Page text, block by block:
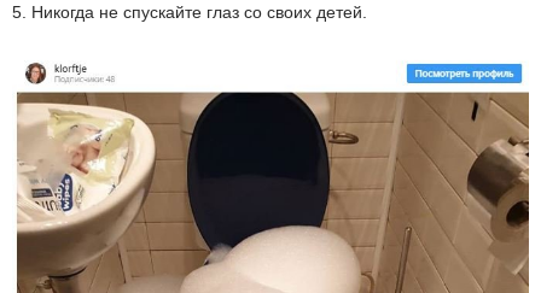
5. Никогда не спускайте глаз со своих детей.